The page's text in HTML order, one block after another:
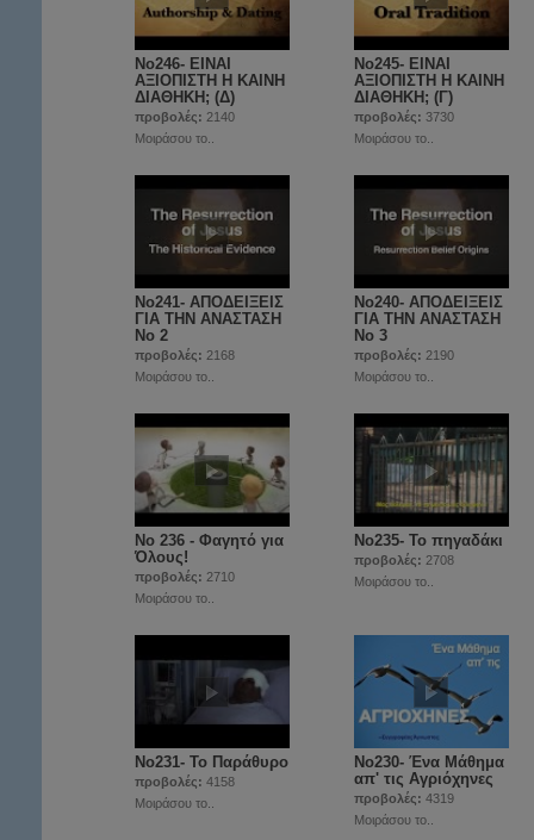
No246- ΕΙΝΑΙ
ΑΞΙΟΠΙΣΤΗ Η ΚΑΙΝΗ
ΔΙΑΘΗΚΗ; (Δ)
προβολές: 2140
Μοιράσου το..
No245- ΕΙΝΑΙ
ΑΞΙΟΠΙΣΤΗ Η ΚΑΙΝΗ
ΔΙΑΘΗΚΗ; (Γ)
προβολές: 3730
Μοιράσου το..
No241- ΑΠΟΔΕΙΞΕΙΣ
ΓΙΑ ΤΗΝ ΑΝΑΣΤΑΣΗ
Νο 2
προβολές: 2168
Μοιράσου το..
No240- ΑΠΟΔΕΙΞΕΙΣ
ΓΙΑ ΤΗΝ ΑΝΑΣΤΑΣΗ
Νο 3
προβολές: 2190
Μοιράσου το..
Νο 236 - Φαγητό για
Όλους!
προβολές: 2710
Μοιράσου το..
Nο235- Το πηγαδάκι
προβολές: 2708
Μοιράσου το..
No231- Το Παράθυρο
προβολές: 4158
Μοιράσου το..
No230- Ένα Μάθημα
απ' τις Aγριόχηνες
προβολές: 4319
Μοιράσου το..